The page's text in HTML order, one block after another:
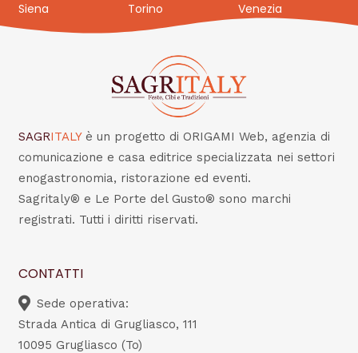
Siena
Torino Venezia
SAGRITALY è un progetto di ORIGAMI Web, agenzia di
comunicazione e casa editrice specializzata nei settori
enogastronomia, ristorazione ed eventi.
Sagritaly® e Le Porte del Gusto® sono marchi
registrati. Tutti i diritti riservati.
CONTATTI
Sede operativa:
Strada Antica di Grugliasco, 111
10095 Grugliasco (To)